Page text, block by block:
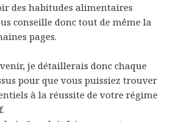
des habitudes alimentaires
conseille donc tout de même la
pages.
je détaillerais donc chaque
pour que vous puissiez trouver
à la réussite de votre régime